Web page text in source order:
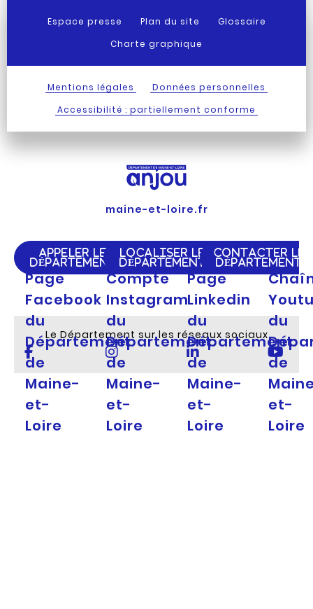
Espace presse Plan du site
Glossaire
Charte graphique
Mentions légales
Données personnelles
Accessibilité : partiellement conforme
maine-et-loire.fr
APPELER LE
DÉPARTEMENT
LOCALISER LE
DÉPARTEMENT
CONTACTER LE
DÉPARTEMENT
Le Département sur les réseaux sociaux
Page
Facebook
du
Département
de
Maine-
et-
Loire
Compte
Instagram
du
Département
de
Maine-
et-
Loire
Page
Linkedin
du
Département
de
Maine-
et-
Loire
du
de
et-
Loire